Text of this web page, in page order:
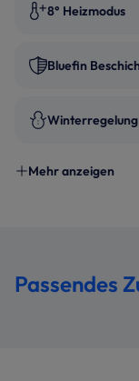
8° Heizmodus
Bluefin
Winterregelung
Mehr anzeigen
Passendes